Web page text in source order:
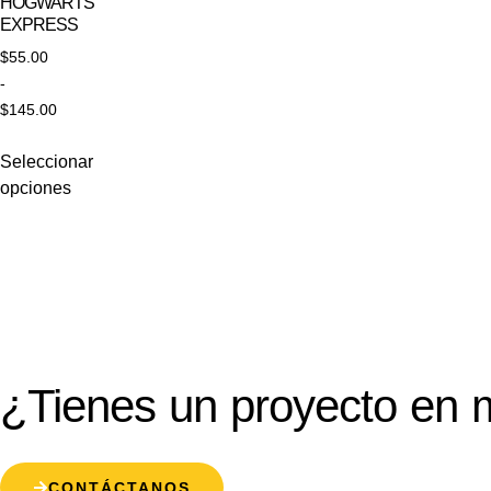
EXPRESS
$55.00
-
$145.00
Seleccionar
opciones
¿Tienes un proyecto en
CONTÁCTANOS